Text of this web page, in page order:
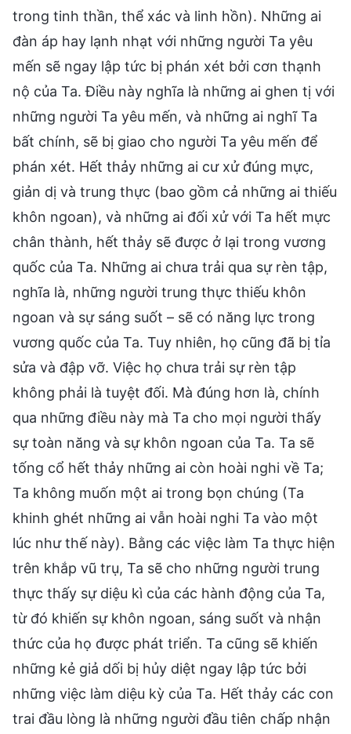
trong tinh thần, thể xác và linh hồn). Những ai
đàn áp hay lạnh nhạt với những người Ta yêu
mến sẽ ngay lập tức bị phán xét bởi cơn thạnh
nộ của Ta. Điều này nghĩa là những ai ghen tị với
những người Ta yêu mến, và những ai nghĩ Ta
bất chính, sẽ bị giao cho người Ta yêu mến để
phán xét. Hết thảy những ai cư xử đúng mực,
giản dị và trung thực (bao gồm cả những ai thiếu
khôn ngoan), và những ai đối xử với Ta hết mực
chân thành, hết thảy sẽ được ở lại trong vương
quốc của Ta. Những ai chưa trải qua sự rèn tập,
nghĩa là, những người trung thực thiếu khôn
ngoan và sự sáng suốt – sẽ có năng lực trong
vương quốc của Ta. Tuy nhiên, họ cũng đã bị tỉa
sửa và đập vỡ. Việc họ chưa trải sự rèn tập
không phải là tuyệt đối. Mà đúng hơn là, chính
qua những điều này mà Ta cho mọi người thấy
sự toàn năng và sự khôn ngoan của Ta. Ta sẽ
tống cổ hết thảy những ai còn hoài nghi về Ta;
Ta không muốn một ai trong bọn chúng (Ta
khinh ghét những ai vẫn hoài nghi Ta vào một
lúc như thế này). Bằng các việc làm Ta thực hiện
trên khắp vũ trụ, Ta sẽ cho những người trung
thực thấy sự diệu kì của các hành động của Ta,
từ đó khiến sự khôn ngoan, sáng suốt và nhận
thức của họ được phát triển. Ta cũng sẽ khiến
những kẻ giả dối bị hủy diệt ngay lập tức bởi
những việc làm diệu kỳ của Ta. Hết thảy các con
trai đầu lòng là những người đầu tiên chấp nhận